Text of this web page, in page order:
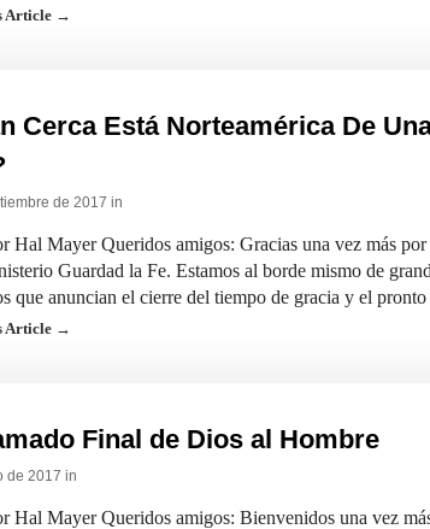
Article →
Cerca Está Norteamérica De
de 2017 in
Hal Mayer Queridos amigos: Gracias una vez más por
Guardad la Fe. Estamos al borde mismo de
que anuncian el cierre del tiempo de gracia y el
Article →
Final de Dios al Hombre
de 2017 in
Hal Mayer Queridos amigos: Bienvenidos una vez